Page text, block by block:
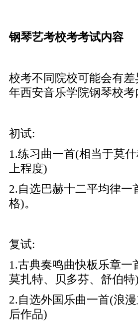
钢琴艺考校考考试内容
校考不同院校可能会有差
年西安音乐学院钢琴校考
初试:
1.练习曲一首(相当于莫
上程度)
2.自选巴赫十二平均律一
格)。
复试:
1.古典奏鸣曲快板乐章一
莫扎特、贝多芬、舒伯特)
2.自选外国乐曲一首(浪
后作品)